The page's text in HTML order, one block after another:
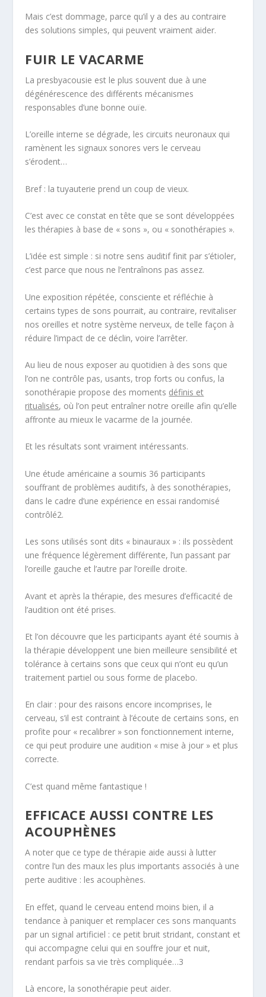
Mais c’est dommage, parce qu’il y a des au contraire
des solutions simples, qui peuvent vraiment aider.
FUIR LE VACARME
La presbyacousie est le plus souvent due à une
dégénérescence des différents mécanismes
responsables d’une bonne ouïe.
L’oreille interne se dégrade, les circuits neuronaux qui
ramènent les signaux sonores vers le cerveau
s’érodent…
Bref : la tuyauterie prend un coup de vieux.
C’est avec ce constat en tête que se sont développées
les thérapies à base de « sons », ou « sonothérapies ».
L’idée est simple : si notre sens auditif finit par s’étioler,
c’est parce que nous ne l’entraînons pas assez.
Une exposition répétée, consciente et réfléchie à
certains types de sons pourrait, au contraire, revitaliser
nos oreilles et notre système nerveux, de telle façon à
réduire l’impact de ce déclin, voire l’arrêter.
Au lieu de nous exposer au quotidien à des sons que
l’on ne contrôle pas, usants, trop forts ou confus, la
sonothérapie propose des moments définis et
ritualisés, où l’on peut entraîner notre oreille afin qu’elle
affronte au mieux le vacarme de la journée.
Et les résultats sont vraiment intéressants.
Une étude américaine a soumis 36 participants
souffrant de problèmes auditifs, à des sonothérapies,
dans le cadre d’une expérience en essai randomisé
contrôlé2.
Les sons utilisés sont dits « binauraux » : ils possèdent
une fréquence légèrement différente, l’un passant par
l’oreille gauche et l’autre par l’oreille droite.
Avant et après la thérapie, des mesures d’efficacité de
l’audition ont été prises.
Et l’on découvre que les participants ayant été soumis à
la thérapie développent une bien meilleure sensibilité et
tolérance à certains sons que ceux qui n’ont eu qu’un
traitement partiel ou sous forme de placebo.
En clair : pour des raisons encore incomprises, le
cerveau, s’il est contraint à l’écoute de certains sons, en
profite pour « recalibrer » son fonctionnement interne,
ce qui peut produire une audition « mise à jour » et plus
correcte.
C’est quand même fantastique !
EFFICACE AUSSI CONTRE LES
ACOUPHÈNES
A noter que ce type de thérapie aide aussi à lutter
contre l’un des maux les plus importants associés à une
perte auditive : les acouphènes.
En effet, quand le cerveau entend moins bien, il a
tendance à paniquer et remplacer ces sons manquants
par un signal artificiel : ce petit bruit stridant, constant et
qui accompagne celui qui en souffre jour et nuit,
rendant parfois sa vie très compliquée…3
Là encore, la sonothérapie peut aider.